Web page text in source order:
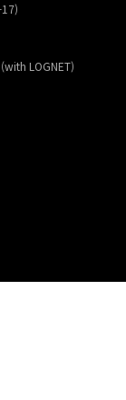
LOGNET)